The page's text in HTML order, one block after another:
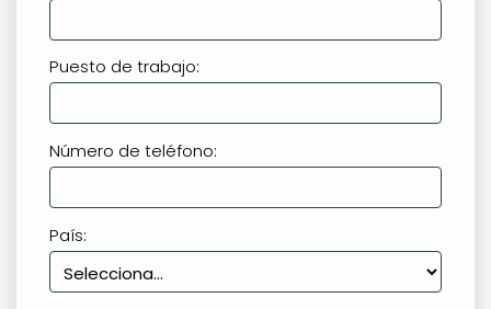
Puesto de trabajo:
Número de teléfono:
País: